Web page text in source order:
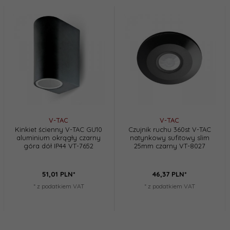
V-TAC
Kinkiet ścienny V-TAC GU10
aluminium okrągły czarny
góra dół IP44 VT-7652
51,01 PLN*
* z podatkiem VAT
V-TAC
Czujnik ruchu 360st V-TAC
natynkowy sufitowy slim
25mm czarny VT-8027
46,37 PLN*
* z podatkiem VAT